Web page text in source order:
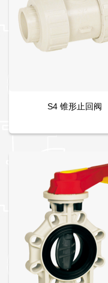
S4 锥形止回阀